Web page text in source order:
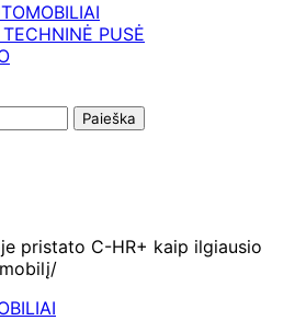
PUSĖ
pristato C-HR+ kaip ilgiausio